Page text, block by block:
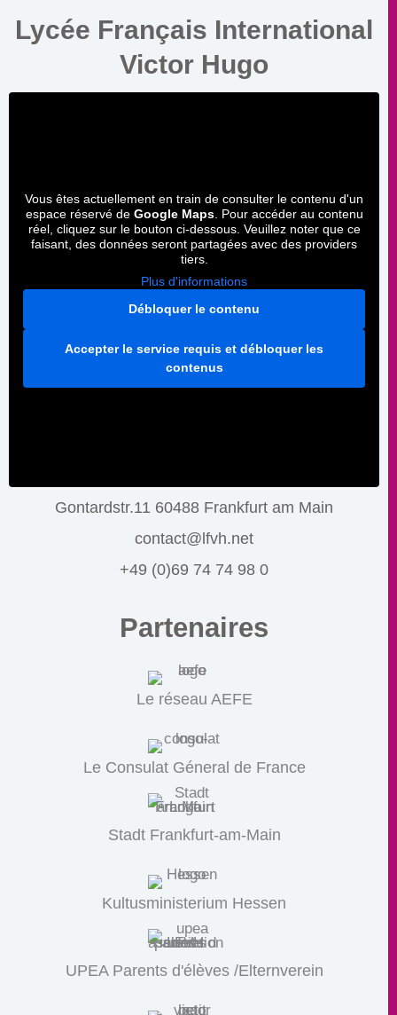
Lycée Français International
Victor Hugo
Vous êtes actuellement en train de consulter le contenu d'un
espace réservé de Google Maps. Pour accéder au contenu
réel, cliquez sur le bouton ci-dessous. Veuillez noter que ce
faisant, des données seront partagées avec des providers
tiers.
Plus d'informations
Débloquer le contenu
Accepter le service requis et débloquer les
contenus
Gontardstr.11 60488 Frankfurt am Main
contact@lfvh.net
+49 (0)69 74 74 98 0
Partenaires
Le réseau AEFE
Le Consulat Géneral de France
Stadt Frankfurt-am-Main
Kultusministerium Hessen
UPEA Parents d'élèves /Elternverein